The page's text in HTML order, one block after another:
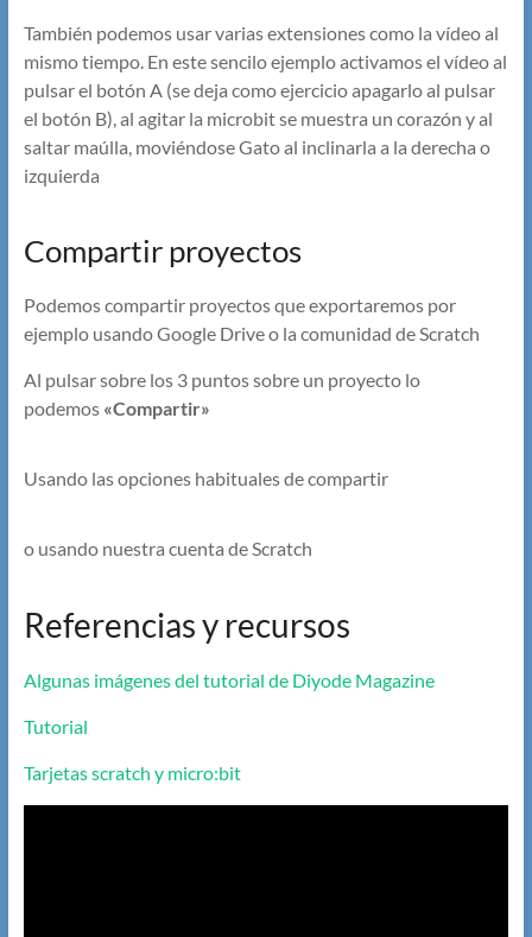
También podemos usar varias extensiones como la vídeo al
mismo tiempo. En este sencilo ejemplo activamos el vídeo al
pulsar el botón A (se deja como ejercicio apagarlo al pulsar
el botón B), al agitar la microbit se muestra un corazón y al
saltar maúlla, moviéndose Gato al inclinarla a la derecha o
izquierda
Compartir proyectos
Podemos compartir proyectos que exportaremos por
ejemplo usando Google Drive o la comunidad de Scratch
Al pulsar sobre los 3 puntos sobre un proyecto lo
podemos «Compartir»
Usando las opciones habituales de compartir
o usando nuestra cuenta de Scratch
Referencias y recursos
Algunas imágenes del tutorial de Diyode Magazine
Tutorial
Tarjetas scratch y micro:bit